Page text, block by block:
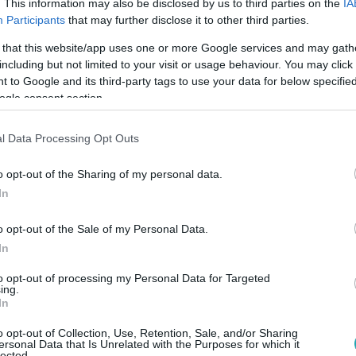
This information may also be disclosed by us to third parties on the
Participants that may further disclose it to other third parties.
that this website/app uses one or more Google services and may
but not limited to your visit or usage behaviour. You may
to Google and its third-party tags to use your data for below
consent section.
Data Processing Opt Outs
opt-out of the Sharing of my personal data.
opt-out of the Sale of my Personal Data.
opt-out of processing my Personal Data for Targeted
opt-out of Collection, Use, Retention, Sale, and/or Sharing
Data that Is Unrelated with the Purposes for which it
a helyzet” – Csillag Péter
között angyalbefektetője szerint Magyarországon az
100 milliós ajánlatot hozott a
bemutatkozott a 25 éves AI pápa, Nagy Zsombor, aki